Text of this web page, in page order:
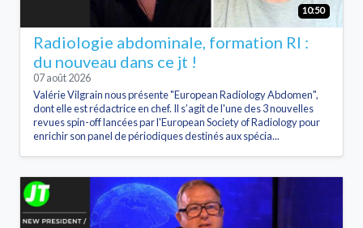
10:50
Radiologie abdominale, formation RI :
du nouveau dans ce jt !
07 août 2026
Valérie Vilgrain nous présente "European Radiology Abdomen",
dont elle est rédactrice en chef. Il s’agit de l'une des 3 nouvelles
revues spin-off lancées par l'European Society of Radiology pour
enrichir son panel de périodiques destinés aux spécia...